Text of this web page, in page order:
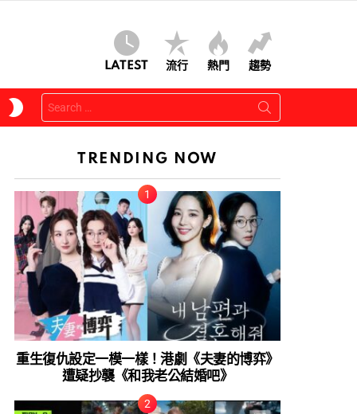
LATEST 流行 熱門 趨勢
SKIN
Search
for:
TRENDING NOW
重生復仇設定一模一樣！港劇《夫妻的博弈》
遭疑抄襲《和我老公結婚吧》